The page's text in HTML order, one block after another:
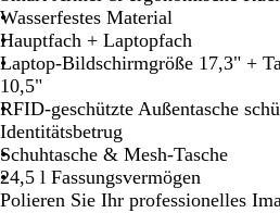
u
Wasserfestes Material
Hauptfach + Laptopfach
Laptop-Bildschirmgröße 17,3" +
10,5"
RFID-geschützte Außentasche
Identitätsbetrug
Schuhtasche & Mesh-Tasche
24,5 l Fassungsvermögen
Polieren Sie Ihr professionelles